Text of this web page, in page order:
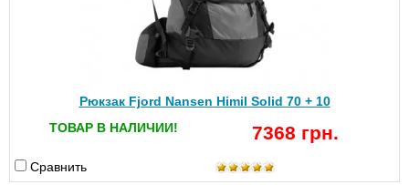
Рюкзак Fjord Nansen Himil Solid 70 + 10
ТОВАР В НАЛИЧИИ!
7368 грн.
Сравнить